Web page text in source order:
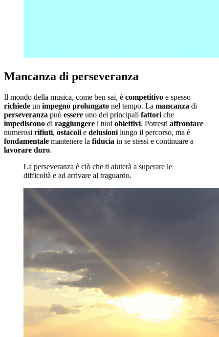
Mancanza di perseveranza
Il mondo della musica, come ben sai, è competitivo e spesso
richiede un impegno prolungato nel tempo. La mancanza di
perseveranza può essere uno dei principali fattori che
impediscono di raggiungere i tuoi obiettivi. Potresti affrontare
numerosi rifiuti, ostacoli e delusioni lungo il percorso, ma è
fondamentale mantenere la fiducia in se stessi e continuare a
lavorare duro.
La perseveranza è ciò che ti aiuterà a superare le
difficoltà e ad arrivare al traguardo.